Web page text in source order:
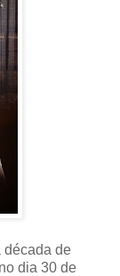
década de
dia 30 de